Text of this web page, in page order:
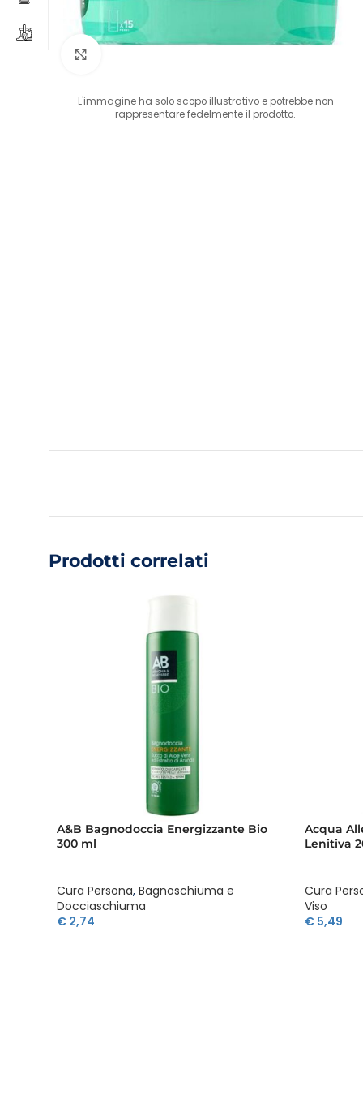
L'immagine ha solo scopo illustrativo e potrebbe non
rappresentare fedelmente il prodotto.
Prodotti correlati
A&B Bagnodoccia Energizzante Bio
300 ml
Cura Persona, Bagnoschiuma e
Docciaschiuma
€ 2,74
Acqua
Lenitiva
Cura
Viso
€5,49